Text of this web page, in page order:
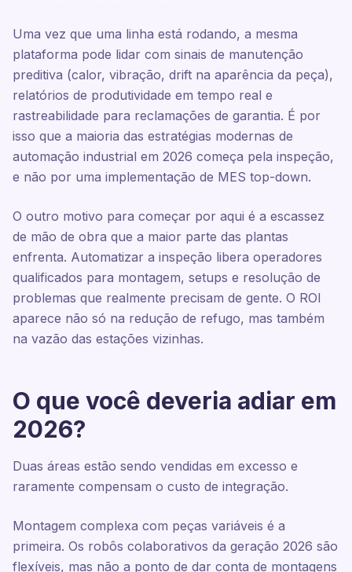
Uma vez que uma linha está rodando, a mesma
plataforma pode lidar com sinais de manutenção
preditiva (calor, vibração, drift na aparência da peça),
relatórios de produtividade em tempo real e
rastreabilidade para reclamações de garantia. É por
isso que a maioria das estratégias modernas de
automação industrial em 2026 começa pela inspeção,
e não por uma implementação de MES top-down.
O outro motivo para começar por aqui é a escassez
de mão de obra que a maior parte das plantas
enfrenta. Automatizar a inspeção libera operadores
qualificados para montagem, setups e resolução de
problemas que realmente precisam de gente. O ROI
aparece não só na redução de refugo, mas também
na vazão das estações vizinhas.
O que você deveria adiar em
2026?
Duas áreas estão sendo vendidas em excesso e
raramente compensam o custo de integração.
Montagem complexa com peças variáveis é a
primeira. Os robôs colaborativos da geração 2026 são
flexíveis, mas não a ponto de dar conta de montagens